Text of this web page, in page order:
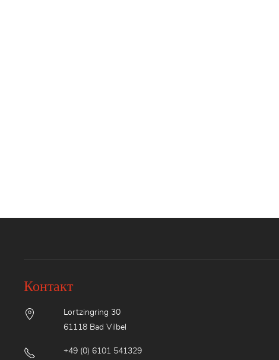
Контакт
Lortzingring 30
61118 Bad Vilbel
+49 (0) 6101 541329